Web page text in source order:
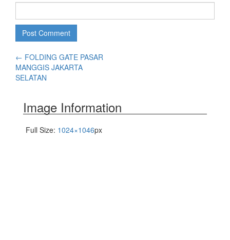
← FOLDING GATE PASAR
MANGGIS JAKARTA
SELATAN
Image Information
Full Size: 1024×1046px